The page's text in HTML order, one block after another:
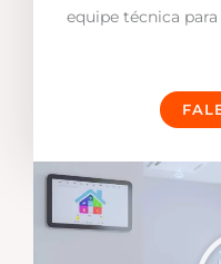
equipe técnica